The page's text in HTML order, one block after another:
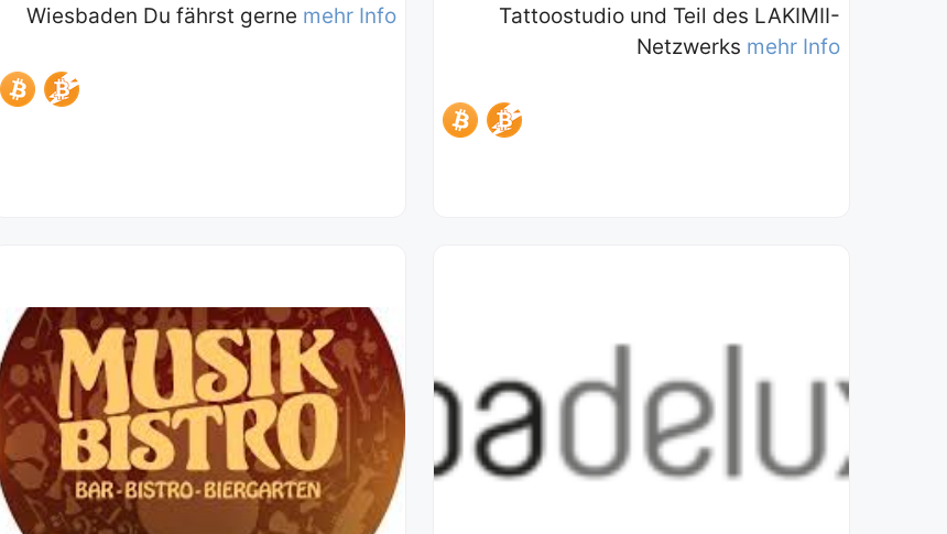
Wiesbaden Du fährst gerne mehr Info
Tattoostudio und Teil des LAKIMII-
Netzwerks mehr Info